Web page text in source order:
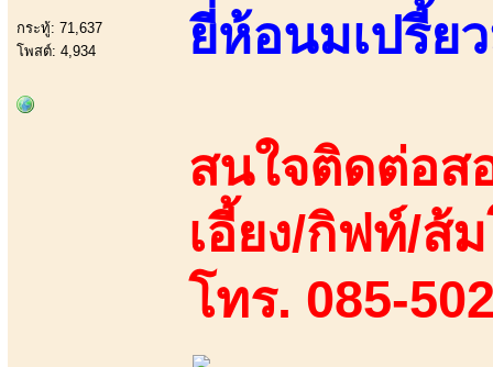
กระทู้: 71,637
โพสต์: 4,934
ยี่ห้อนมเปรี้ย
สนใจติดต่อส
เอี้ยง/กิฟท์/ส้
โทร. 085-